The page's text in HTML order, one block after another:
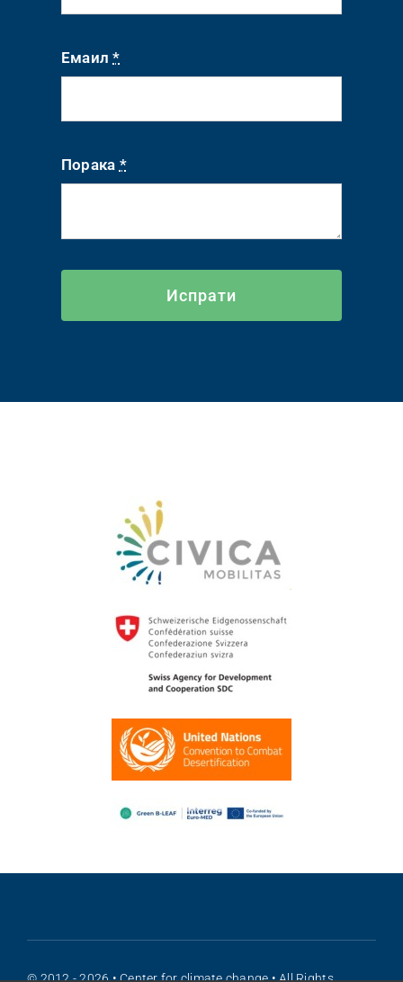
Емаил*
Порака *
Испрати
© 2012 - 2026 • Center for climate change • All Rights